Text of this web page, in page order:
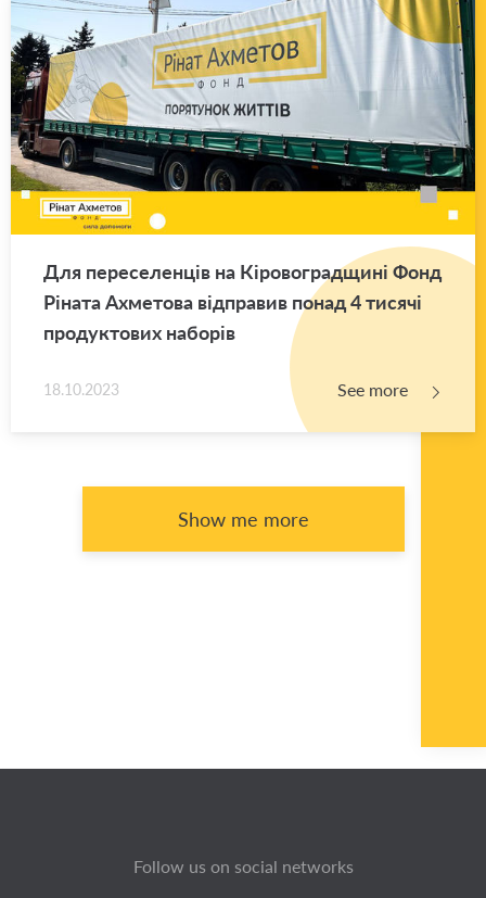
Для переселенців на Кіровоградщині Фонд
Ріната Ахметова відправив понад 4 тисячі
продуктових наборів
18.10.2023 See more
Show me more
Follow us on social networks